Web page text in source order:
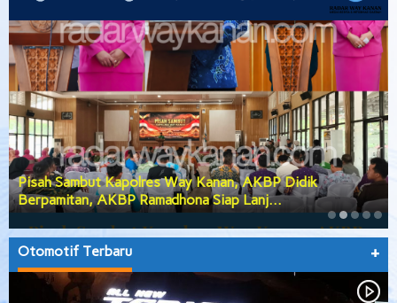
Pisah Sambut Kapolres Way Kanan, AKBP Didik
Berpamitan, AKBP Ramadhona Siap Lanj…
Otomotif Terbaru +